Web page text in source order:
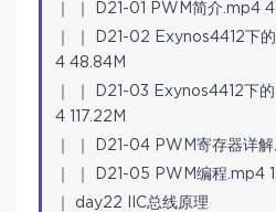
｜ ｜ D21-01 PWM简介.mp4
｜ ｜ D21-02 Exynos4412下
4 48.84M
｜ ｜ D21-03 Exynos4412下
4 117.22M
｜ ｜ D21-04 PWM寄存器详
｜ ｜ D21-05 PWM编程.mp4
｜ day22 IIC总线原理